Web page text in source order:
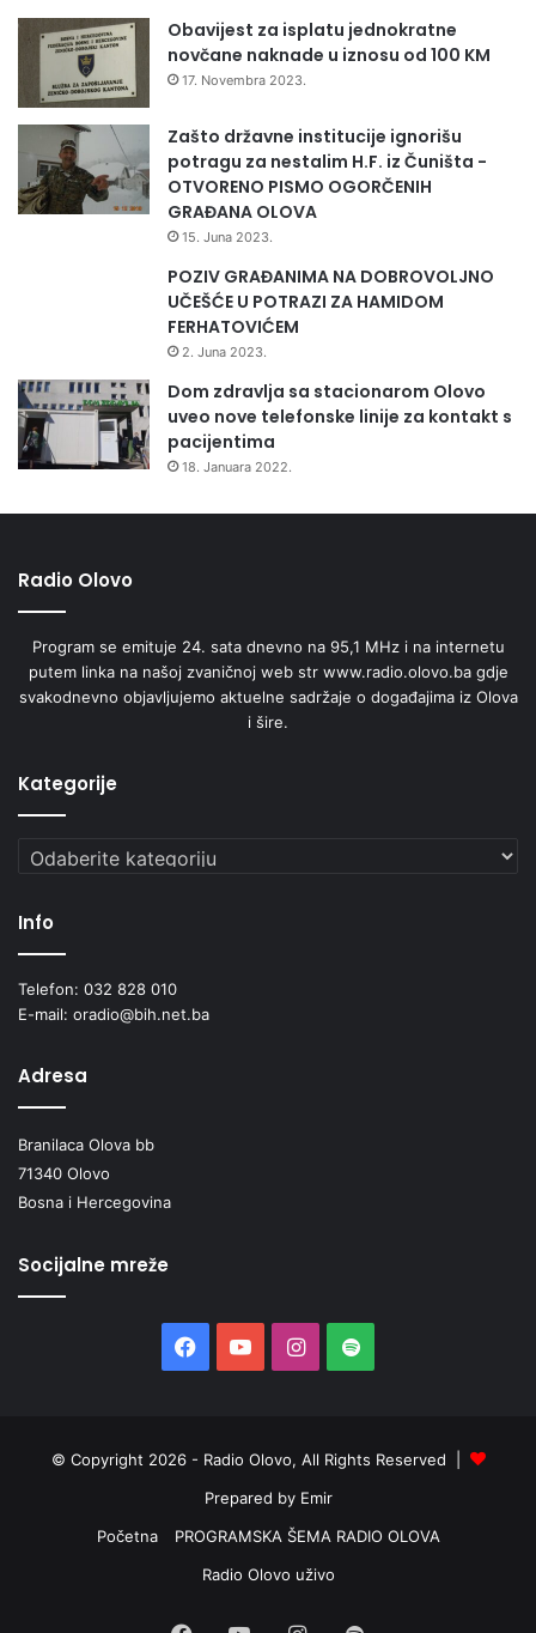
Obavijest za isplatu jednokratne
novčane naknade u iznosu od 100 KM
17. Novembra 2023.
Zašto državne institucije ignorišu
potragu za nestalim H.F. iz Čuništa -
OTVORENO PISMO OGORČENIH
GRAĐANA OLOVA
15. Juna 2023.
POZIV GRAĐANIMA NA DOBROVOLJNO
UČEŠĆE U POTRAZI ZA HAMIDOM
FERHATOVIĆEM
2. Juna 2023.
Dom zdravlja sa stacionarom Olovo
uveo nove telefonske linije za kontakt s
pacijentima
18. Januara 2022.
Radio Olovo
Program se emituje 24. sata dnevno na 95,1 MHz i na internetu
putem linka na našoj zvaničnoj web str www.radio.olovo.ba gdje
svakodnevno objavljujemo aktuelne sadržaje o događajima iz Olova
i šire.
Kategorije
Kategorije
Info
Telefon: 032 828 010
E-mail: oradio@bih.net.ba
Adresa
Branilaca Olova bb
71340 Olovo
Bosna i Hercegovina
Socijalne mreže
Facebook
YouTubeInstagram
Spotify
© Copyright 2026 - Radio Olovo, All Rights Reserved |
Prepared by Emir
Početna
PROGRAMSKA ŠEMA RADIO OLOVA
Radio Olovo uživo